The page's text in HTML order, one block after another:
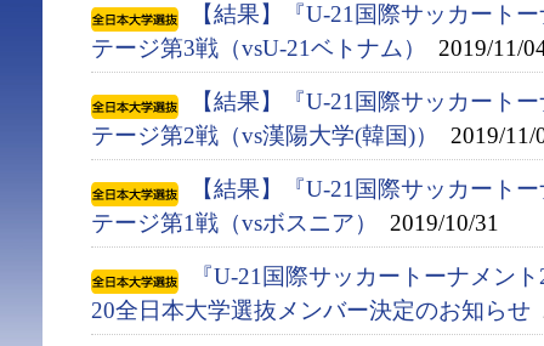
【結果】『U-21国際サッカート
テージ第3戦（vsU-21ベトナム）
2019/11/
【結果】『U-21国際サッカート
テージ第2戦（vs漢陽大学(韓国)）
2019/11/
【結果】『U-21国際サッカート
テージ第1戦（vsボスニア）
2019/10/31
『U-21国際サッカートーナメン
20全日本大学選抜メンバー決定のお知らせ